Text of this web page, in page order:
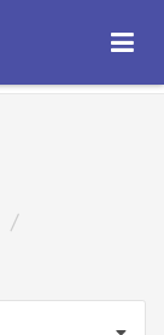
ОТКРЫТЬ
/